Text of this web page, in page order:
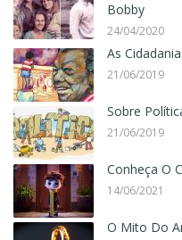
Bobby
24/04/2020
As
21/06/2019
Sobre
21/06/2019
Conheça O
14/06/2021
O Mito Do